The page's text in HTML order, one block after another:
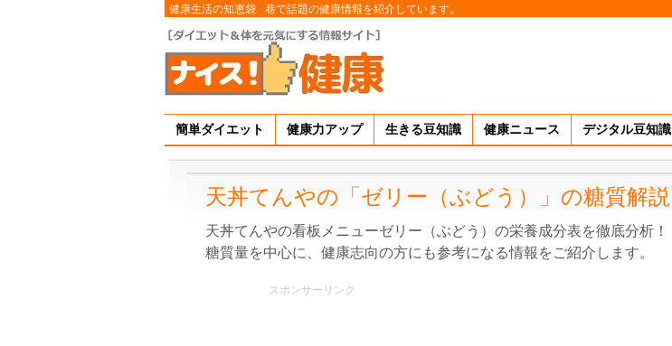
健康生活の知恵袋 巷で話題の健康情報を紹介しています。
簡単ダイエット 健康力アップ 生きる豆知識 健康ニュース デジタル豆知識
天丼てんやの「ゼリー（ぶどう）」の糖質解説
天丼てんやの看板メニューゼリー（ぶどう）の栄養成分表を徹底分析！
糖質量を中心に、健康志向の方にも参考になる情報をご紹介します。
スポンサーリンク